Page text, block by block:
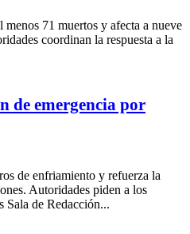
71 muertos y afecta a nueve
coordinan la respuesta a la
de emergencia por
de enfriamiento y refuerza la
Autoridades piden a los
Sala de Redacción...